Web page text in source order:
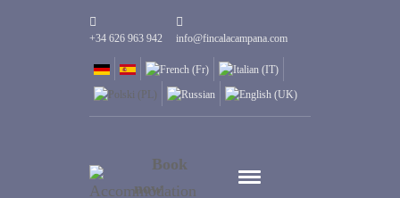
+34 626 963 942 info@fincalacampana.com
Book
now